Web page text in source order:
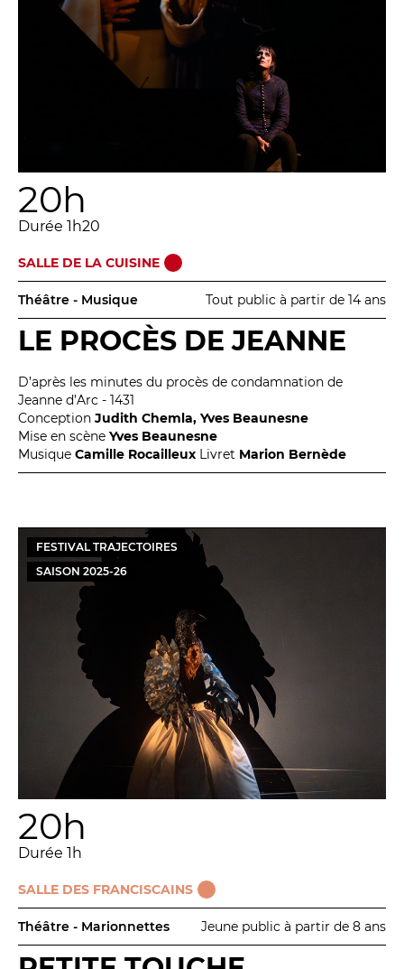
20h
Durée 1h20
SALLE DE LA CUISINE
Théâtre - Musique Tout public à partir de 14 ans
LE PROCÈS DE JEANNE
D’après les minutes du procès de condamnation de
Jeanne d’Arc - 1431
Conception Judith Chemla, Yves Beaunesne
Mise en scène Yves Beaunesne
Musique Camille Rocailleux Livret Marion Bernède
FESTIVAL TRAJECTOIRES
SAISON 2025-26
20h
Durée 1h
SALLE DES FRANCISCAINS
Théâtre - Marionnettes Jeune public à partir de 8 ans